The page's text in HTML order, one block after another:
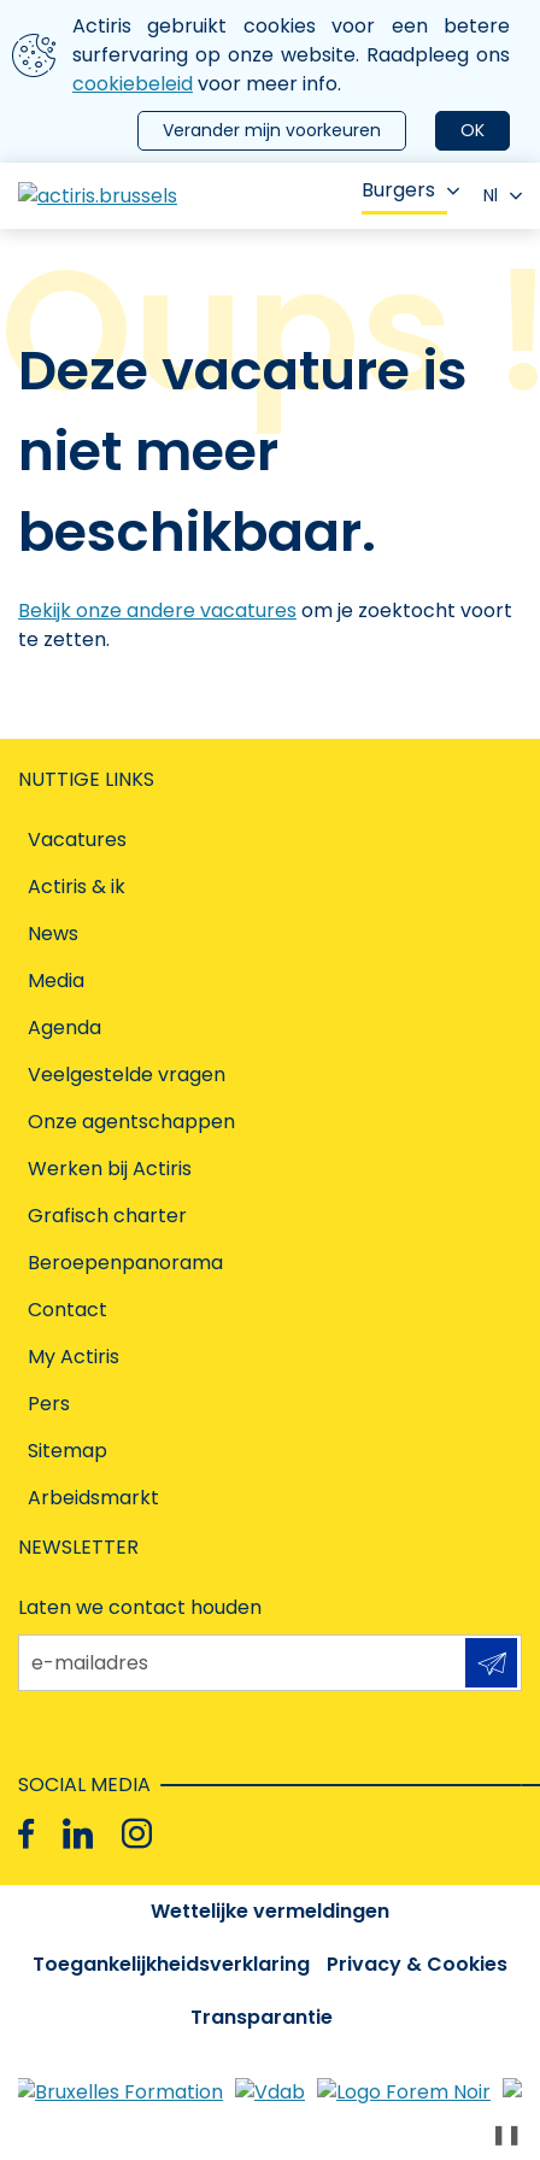
Aller au contenu principal
We gebruiken cookies
Actiris gebruikt cookies voor een betere
surfervaring op onze website. Raadpleeg ons
cookiebeleidvoor meer info.
OK
Verander mijn voorkeuren
le menu
Burgers Nl
Deze vacature is
niet meer
beschikbaar.
Bekijk onze andere vacaturesom je zoektocht voort
te zetten.
NUTTIGE LINKS
Vacatures
Actiris & ik
News
Media
Agenda
Veelgestelde vragen
Onze agentschappen
Werken bij Actiris
Grafisch charter
Beroepenpanorama
Contact
My Actiris
Pers
Sitemap
Arbeidsmarkt
NEWSLETTER
Laten we contact houden
e-mailadres
SOCIAL MEDIA
Wettelijke vermeldingen
Toegankelijkheidsverklaring
Privacy & Cookies
Transparantie
❚❚